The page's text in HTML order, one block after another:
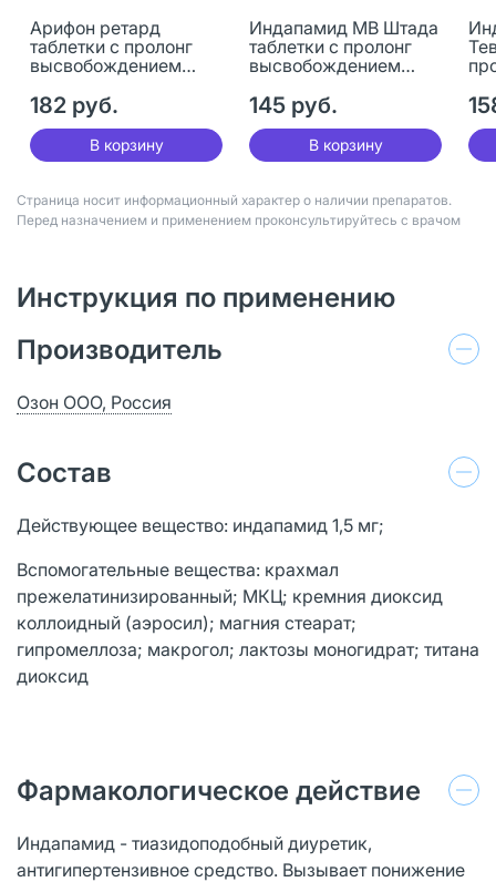
Арифон ретард
таблетки с пролонг
высвобождением
30 шт
182 руб.
В корзину
Индапамид МВ Штада
таблетки с пролонг
высвобождением
30 шт
145 руб.
В корзину
Страница носит информационный характер о наличии препаратов.
Перед назначением и применением проконсультируйтесь с врачом
Инструкция по применению
Производитель
Озон ООО, Россия
Состав
Действующее вещество: индапамид 1,5 мг;
Вспомогательные вещества: крахмал
прежелатинизированный; МКЦ; кремния диоксид
коллоидный (аэросил); магния стеарат;
гипромеллоза; макрогол; лактозы моногидрат; титана
диоксид
Фармакологическое действие
Индапамид - тиазидоподобный диуретик,
антигипертензивное средство. Вызывает понижение